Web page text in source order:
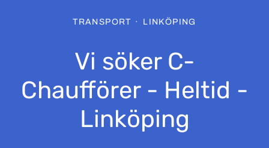
TRANSPORT · LINKÖPING
Vi söker C-
Chaufförer - Heltid -
Linköping